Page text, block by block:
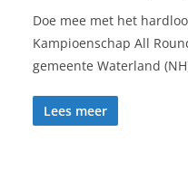
Doe mee met het
Kampioenschap All
gemeente Waterland
Lees meer